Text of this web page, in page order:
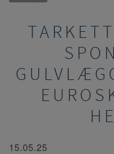
15.05.25